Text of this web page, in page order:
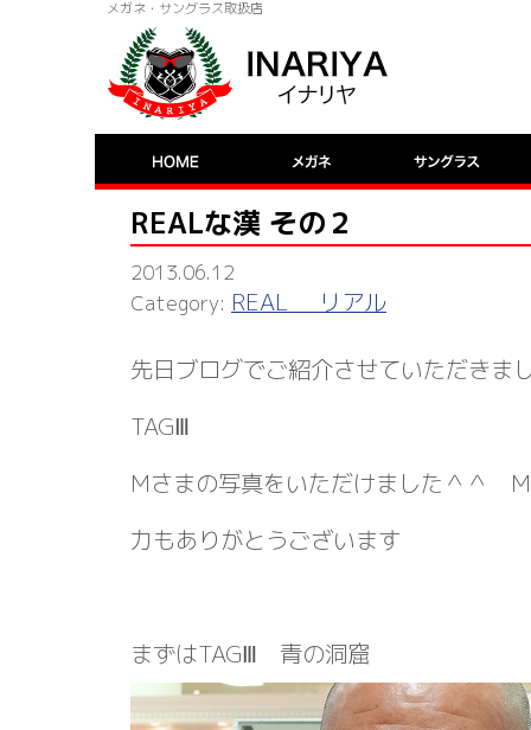
メガネ・サングラス取扱店
REALな漢 その２
2013.06.12
REAL リアル
先日ブログでご紹介させていただき
TAGⅢ
Mさまの写真をいただけました＾＾
力もありがとうございます
まずはTAGⅢ 青の洞窟